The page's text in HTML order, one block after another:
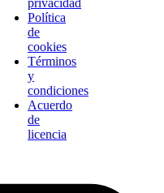
privacidad
Política
de
cookies
Términos
y
condiciones
Acuerdo
de
licencia